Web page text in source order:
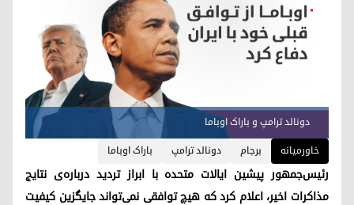
دونالد ترامپ و باراک اوباما
خاورمیانه
برجام دونالد ترامپ باراک اوباما
رئیس‌جمهور پیشین ایالات متحده با ابراز تردید درباره‌ی نتایج
مذاکرات اخیر، اعلام کرد که هیچ توافقی نمی‌تواند جایگزین کیفیت